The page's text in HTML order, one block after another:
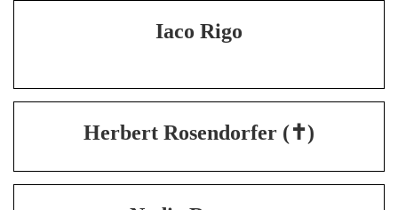
Iaco Rigo
Herbert Rosendorfer (✝)